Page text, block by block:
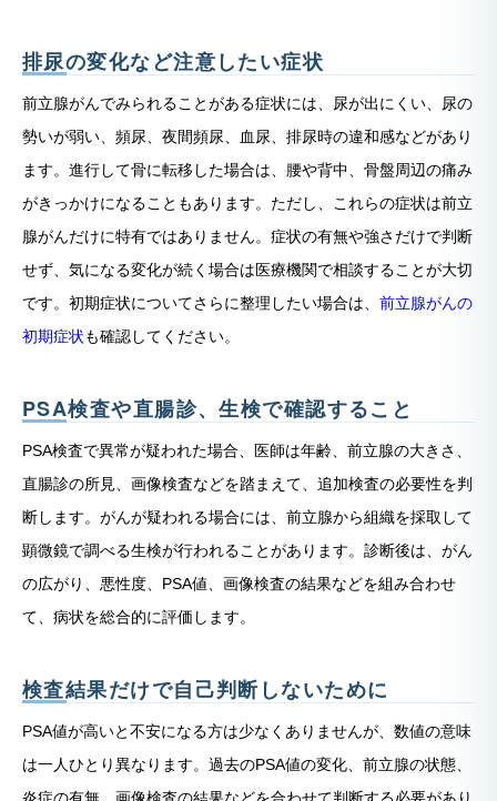
排尿の変化など注意したい症状
前立腺がんでみられることがある症状には、尿が出にくい、尿の
勢いが弱い、頻尿、夜間頻尿、血尿、排尿時の違和感などがあり
ます。進行して骨に転移した場合は、腰や背中、骨盤周辺の痛み
がきっかけになることもあります。ただし、これらの症状は前立
腺がんだけに特有ではありません。症状の有無や強さだけで判断
せず、気になる変化が続く場合は医療機関で相談することが大切
です。初期症状についてさらに整理したい場合は、 前立腺がんの
初期症状も確認してください。
PSA検査や直腸診、生検で確認すること
PSA検査で異常が疑われた場合、医師は年齢、前立腺の大きさ、
直腸診の所見、画像検査などを踏まえて、追加検査の必要性を判
断します。がんが疑われる場合には、前立腺から組織を採取して
顕微鏡で調べる生検が行われることがあります。診断後は、がん
の広がり、悪性度、PSA値、画像検査の結果などを組み合わせ
て、病状を総合的に評価します。
検査結果だけで自己判断しないために
PSA値が高いと不安になる方は少なくありませんが、数値の意味
は一人ひとり異なります。過去のPSA値の変化、前立腺の状態、